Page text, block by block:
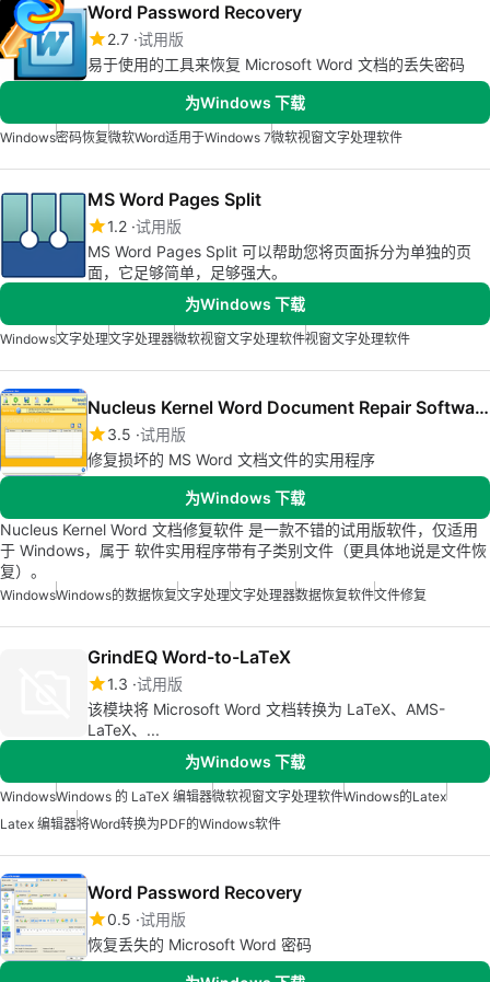
Word Password Recovery
2.7 试用版
易于使用的工具来恢复 Microsoft Word 文档的丢失密码
为Windows 下载
Windows密码恢复微软Word适用于Windows 7微软视窗文字处理软件
MS Word Pages Split
1.2 试用版
MS Word Pages Split 可以帮助您将页面拆分为单独的页
面，它足够简单，足够强大。
为Windows 下载
Windows文字处理文字处理器微软视窗文字处理软件视窗文字处理软件
Nucleus Kernel Word Document Repair Software
3.5 试用版
修复损坏的 MS Word 文档文件的实用程序
为Windows 下载
Nucleus Kernel Word 文档修复软件 是一款不错的试用版软件，仅适用
于 Windows，属于 软件实用程序带有子类别文件（更具体地说是文件恢
复）。
WindowsWindows的数据恢复文字处理文字处理器数据恢复软件文件修复
GrindEQ Word-to-LaTeX
1.3 试用版
该模块将 Microsoft Word 文档转换为 LaTeX、AMS-
LaTeX、...
为Windows 下载
WindowsWindows 的 LaTeX 编辑器微软视窗文字处理软件Windows的Latex
Latex 编辑器将Word转换为PDF的Windows软件
Word Password Recovery
0.5 试用版
恢复丢失的 Microsoft Word 密码